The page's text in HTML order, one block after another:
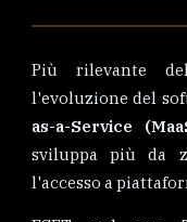
Più rilevante
l'evoluzione del
as-a-Service
sviluppa più da
l'accesso a